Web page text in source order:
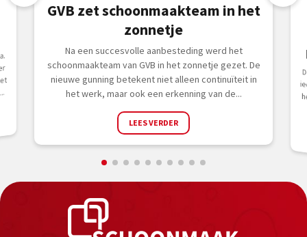
GVB zet schoonmaakteam in het
zonnetje
Na een succesvolle aanbesteding werd het
schoonmaakteam van GVB in het zonnetje gezet. De
nieuwe gunning betekent niet alleen continuïteit in
het werk, maar ook een erkenning van de...
LEES VERDER